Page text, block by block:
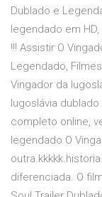
Dublado e
legendado em
!!! Assistir O
Legendado,
Vingador da
Iugoslávia
completo online,
legendado O
diferenciada. O